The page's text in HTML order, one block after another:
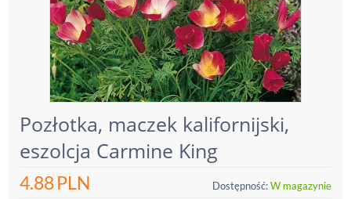
Pozłotka, maczek kalifornijski,
eszolcja Carmine King
4.88PLN Dostępność:W magazynie